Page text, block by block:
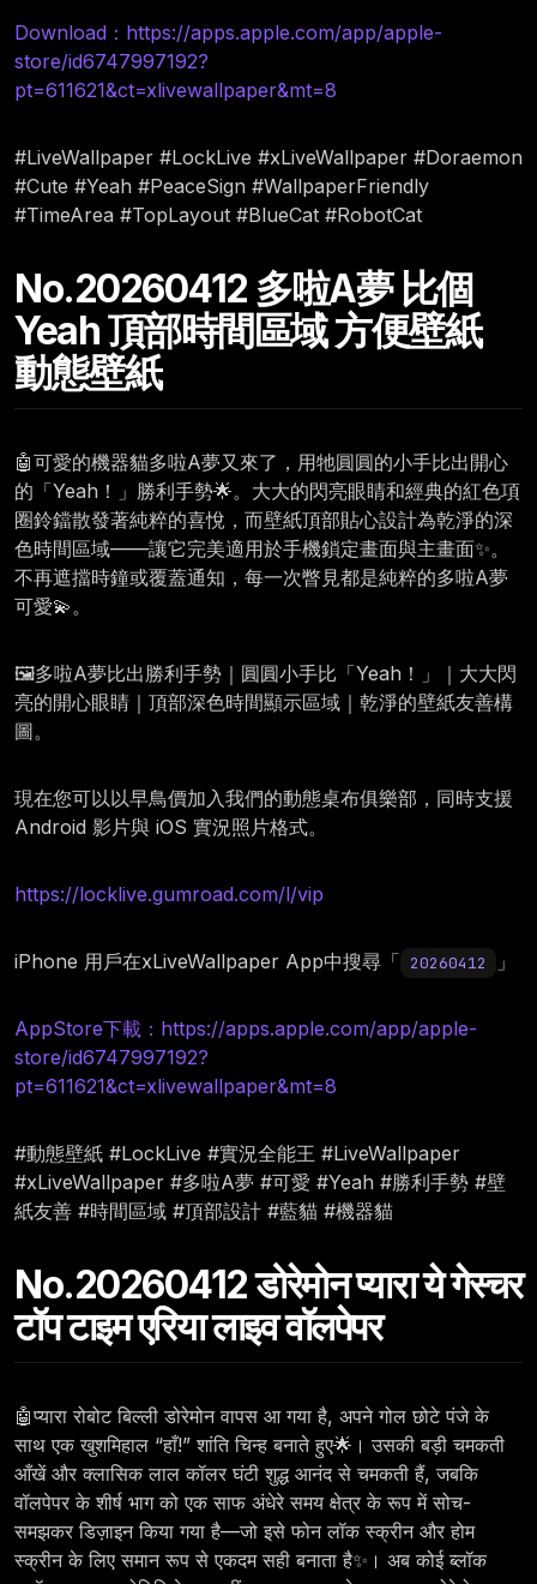
Download：https://apps.apple.com/app/apple-
store/id6747997192?
pt=611621&ct=xlivewallpaper&mt=8
#LiveWallpaper #LockLive #xLiveWallpaper #Doraemon
#Cute #Yeah #PeaceSign #WallpaperFriendly
#TimeArea #TopLayout #BlueCat #RobotCat
No.20260412 多啦A夢 比個
Yeah 頂部時間區域 方便壁紙
動態壁紙
🤖可愛的機器貓多啦A夢又來了，用牠圓圓的小手比出開心
的「Yeah！」勝利手勢🌟。大大的閃亮眼睛和經典的紅色項
圈鈴鐺散發著純粹的喜悅，而壁紙頂部貼心設計為乾淨的深
色時間區域——讓它完美適用於手機鎖定畫面與主畫面✨。
不再遮擋時鐘或覆蓋通知，每一次瞥見都是純粹的多啦A夢
可愛💫。
🖼️多啦A夢比出勝利手勢｜圓圓小手比「Yeah！」｜大大閃
亮的開心眼睛｜頂部深色時間顯示區域｜乾淨的壁紙友善構
圖。
現在您可以以早鳥價加入我們的動態桌布俱樂部，同時支援
Android 影片與 iOS 實況照片格式。
https://locklive.gumroad.com/l/vip
iPhone 用戶在xLiveWallpaper App中搜尋「 20260412 」
AppStore下載：https://apps.apple.com/app/apple-
store/id6747997192?
pt=611621&ct=xlivewallpaper&mt=8
#動態壁紙 #LockLive #實況全能王 #LiveWallpaper
#xLiveWallpaper #多啦A夢 #可愛 #Yeah #勝利手勢 #壁
紙友善 #時間區域 #頂部設計 #藍貓 #機器貓
No.20260412 डोरेमोन प्यारा ये गेस्चर
टॉप टाइम एरिया लाइव वॉलपेपर
🤖प्यारा रोबोट बिल्ली डोरेमोन वापस आ गया है, अपने गोल छोटे पंजे के
साथ एक खुशमिहाल “हाँ!” शांति चिन्ह बनाते हुए🌟। उसकी बड़ी चमकती
आँखें और क्लासिक लाल कॉलर घंटी शुद्ध आनंद से चमकती हैं, जबकि
वॉलपेपर के शीर्ष भाग को एक साफ अंधेरे समय क्षेत्र के रूप में सोच-
समझकर डिज़ाइन किया गया है—जो इसे फोन लॉक स्क्रीन और होम
स्क्रीन के लिए समान रूप से एकदम सही बनाता है✨। अब कोई ब्लॉक